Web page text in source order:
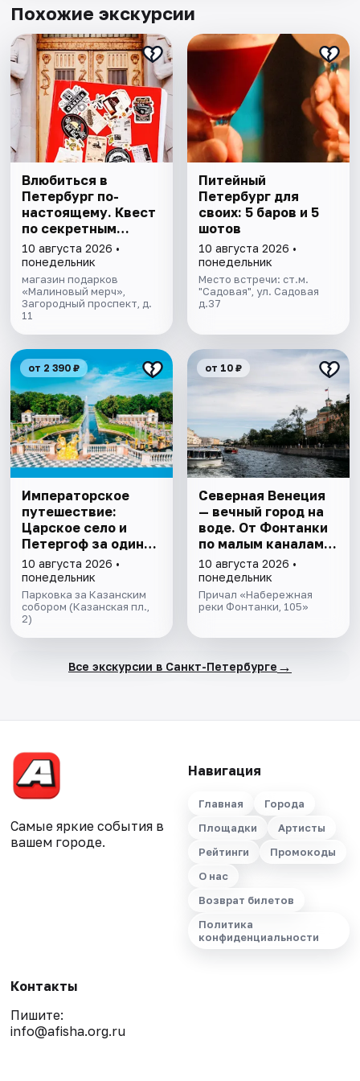
Похожие экскурсии
Влюбиться в
Петербург по-
настоящему. Квест
по секретным
местам
10 августа 2026 •
понедельник
магазин подарков
«Малиновый мерч»,
Загородный проспект, д.
11
Питейный
Петербург для
своих: 5 баров и 5
шотов
10 августа 2026 •
понедельник
Место встречи: ст.м.
"Садовая", ул. Садовая
д.37
от 2 390 ₽
Императорское
путешествие:
Царское село и
Петергоф за один
день
10 августа 2026 •
понедельник
Парковка за Казанским
собором (Казанская пл.,
2)
от 10 ₽
Северная Венеция
— вечный город на
воде. От Фонтанки
по малым каналам
центра города
10 августа 2026 •
понедельник
Причал «Набережная
реки Фонтанки, 105»
Все экскурсии в Санкт-Петербурге →
Самые яркие события в
вашем городе.
Навигация
Главная
Города
Площадки
Артисты
Рейтинги
Промокоды
О нас
Возврат билетов
Политика
конфиденциальности
Контакты
Пишите:
info@afisha.org.ru